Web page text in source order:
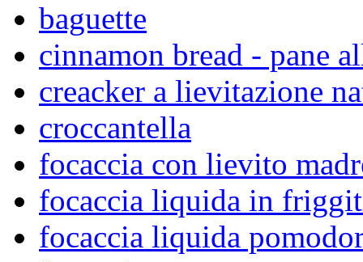
baguette
cinnamon bread - pane
creacker a lievitazione
croccantella
focaccia con lievito
focaccia liquida in
focaccia liquida